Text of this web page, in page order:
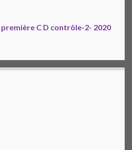
C D contrôle-2- 2020